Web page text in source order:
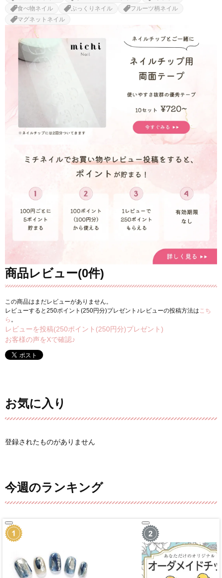
食べ物ネイル
ぷっくりネイル
フルーツ柄ネイル
マグネットネイル
商品レビュー(0件)
この商品はまだレビューがありません。
レビューすると250ポイント(250円分)プレゼント♪レビューの投稿方法は こち
ら 。
レビューを投稿(250ポイント(250円分)プレゼント)
お客様の声をXで確認♪
お気に入り
登録されたものがありません
今週のランキング